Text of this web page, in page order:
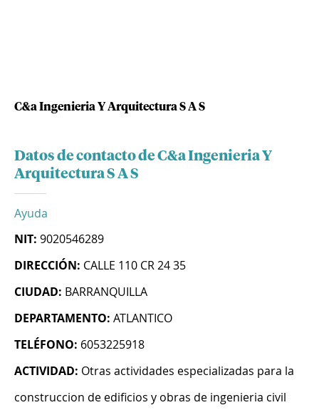
C&a Ingenieria Y Arquitectura S A S
Datos de contacto de C&a Ingenieria Y
Arquitectura S A S
Ayuda
NIT: 9020546289
DIRECCIÓN: CALLE 110 CR 24 35
CIUDAD: BARRANQUILLA
DEPARTAMENTO: ATLANTICO
TELÉFONO: 6053225918
ACTIVIDAD: Otras actividades especializadas para la
construccion de edificios y obras de ingenieria civil